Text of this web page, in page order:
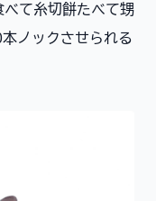
て糸切餅たべて甥
ノックさせられる